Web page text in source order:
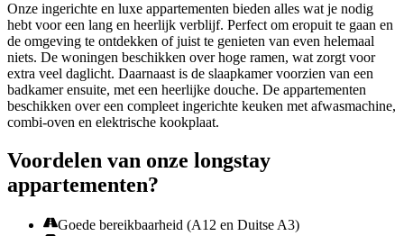
Onze ingerichte en luxe appartementen bieden alles wat je nodig
hebt voor een lang en heerlijk verblijf. Perfect om eropuit te gaan en
de omgeving te ontdekken of juist te genieten van even helemaal
niets. De woningen beschikken over hoge ramen, wat zorgt voor
extra veel daglicht. Daarnaast is de slaapkamer voorzien van een
badkamer ensuite, met een heerlijke douche. De appartementen
beschikken over een compleet ingerichte keuken met afwasmachine,
combi-oven en elektrische kookplaat.
Voordelen van onze longstay
appartementen?
Goede bereikbaarheid (A12 en Duitse A3)